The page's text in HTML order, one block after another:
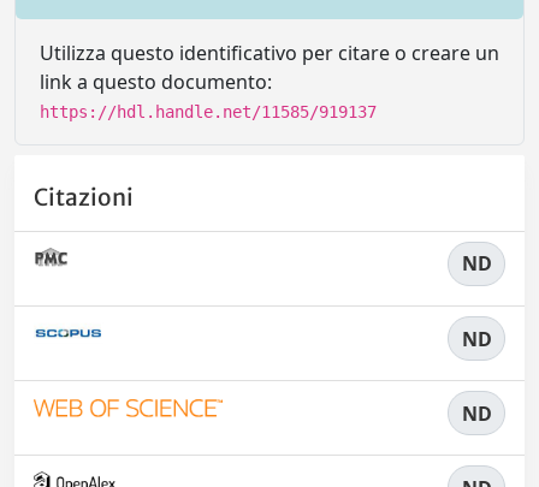
Utilizza questo identificativo per citare o creare un
link a questo documento:
https://hdl.handle.net/11585/919137
Citazioni
ND
ND
ND